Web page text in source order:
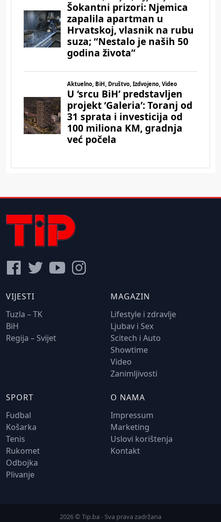
VIJESTI
Tuzla – TK
BiH
Regija – Svijet
MAGAZIN
Lifestyle i zdravlje
Ljubav i Sex
Scitech i Auto
Showtime
Video
Zanimljivosti
SPORT
Fudbal
Košarka
Tenis
Rukomet
Odbojka
Plivanje
O NAMA
Impressum
Marketing
Uslovi korištenja
Kontakt
2026 © Tip.ba - Sva prava zadržana